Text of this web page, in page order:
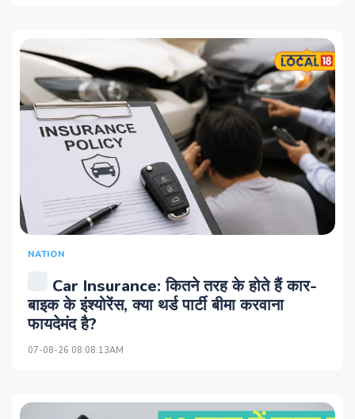
NATION
Car Insurance: कितने तरह के होते हैं कार-
बाइक के इंश्योरेंस, क्या थर्ड पार्टी बीमा करवाना
फायदेमंद है?
07-08-26 08:08:13AM